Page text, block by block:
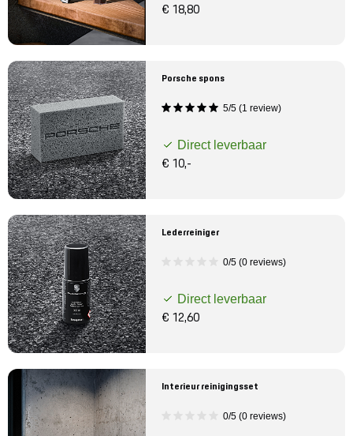
€ 18,80
Porsche spons
5/5 (1 review)
Direct leverbaar
€ 10,-
Lederreiniger
0/5 (0 reviews)
Direct leverbaar
€ 12,60
Interieur reinigingsset
0/5 (0 reviews)